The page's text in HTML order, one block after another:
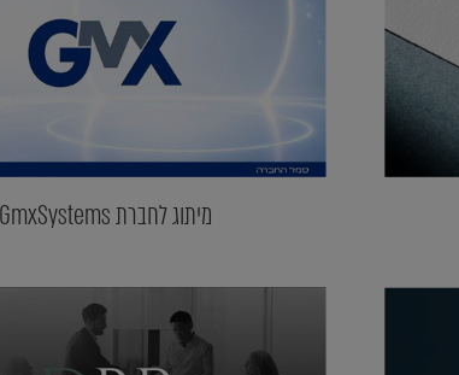
מיתוג לחברת GmxSystems